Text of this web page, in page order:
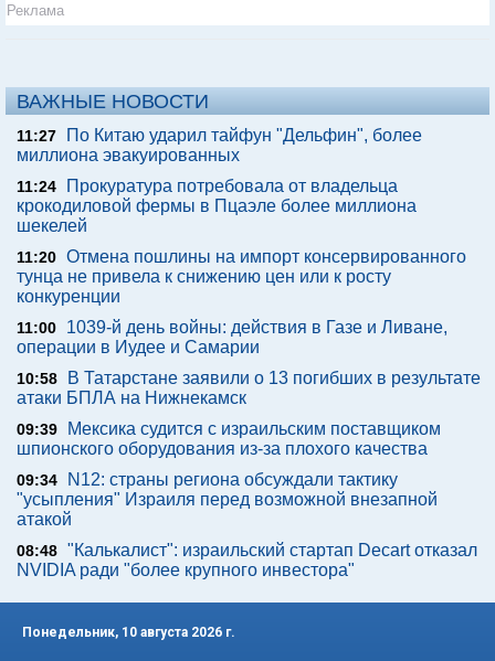
Реклама
ВАЖНЫЕ НОВОСТИ
11:27
По Китаю ударил тайфун "Дельфин", более
миллиона эвакуированных
11:24
Прокуратура потребовала от владельца
крокодиловой фермы в Пцаэле более миллиона
шекелей
11:20 Отмена пошлины на импорт консервированного
тунца не привела к снижению цен или к росту
конкуренции
11:00
1039-й день войны: действия в Газе и Ливане,
операции в Иудее и Самарии
10:58
В Татарстане заявили о 13 погибших в результате
атаки БПЛА на Нижнекамск
09:39
Мексика судится с израильским поставщиком
шпионского оборудования из-за плохого качества
09:34
N12: страны региона обсуждали тактику
"усыпления" Израиля перед возможной внезапной
атакой
08:48 "Калькалист": израильский стартап Decart отказал
NVIDIA ради "более крупного инвестора"
Понедельник, 10 августа 2026 г.